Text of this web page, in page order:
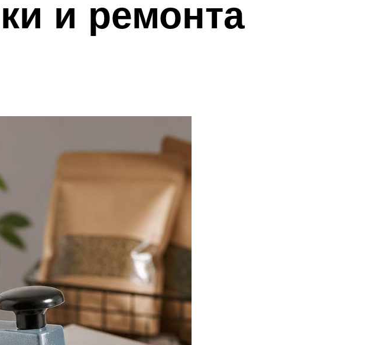
и ремонта